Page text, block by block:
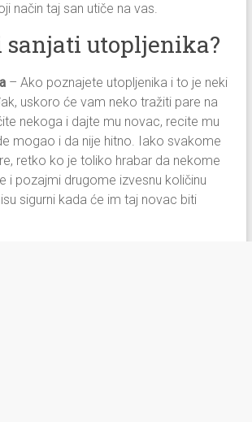
način taj san utiče na vas.
sanjati utopljenika?
– Ako poznajete utopljenika i to je neki
uskoro će vam neko tražiti pare na
nekoga i dajte mu novac, recite mu
mogao i da nije hitno. Iako svakome
retko ko je toliko hrabar da nekome
i pozajmi drugome izvesnu količinu
sigurni kada će im taj novac biti